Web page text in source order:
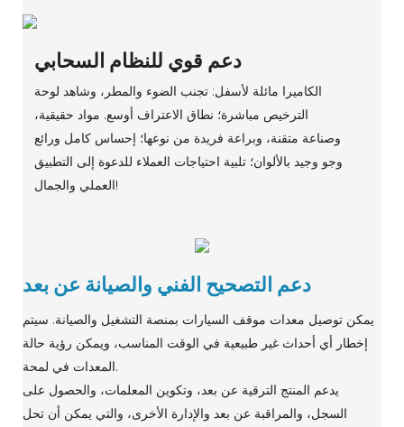
دعم قوي للنظام السحابي
الكاميرا مائلة لأسفل: تجنب الضوء والمطر، وشاهد لوحة
الترخيص مباشرة؛ نطاق الاعتراف أوسع. مواد حقيقية،
وصناعة متقنة، وبراعة فريدة من نوعها؛ إحساس كامل ورائع
وجو وجيد بالألوان؛ تلبية احتياجات العملاء للدعوة إلى التطبيق
العملي والجمال!
دعم التصحيح الفني والصيانة عن بعد
يمكن توصيل معدات موقف السيارات بمنصة التشغيل والصيانة. سيتم
إخطار أي أحداث غير طبيعية في الوقت المناسب، ويمكن رؤية حالة
المعدات في لمحة.
يدعم المنتج الترقية عن بعد، وتكوين المعلمات، والحصول على
السجل، والمراقبة عن بعد والإدارة الأخرى، والتي يمكن أن تحل